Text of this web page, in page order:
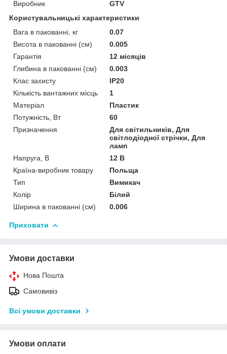
Виробник
GTV
Користувальницькі характеристики
Вага в пакованні, кг
0.07
Висота в пакованні (см)
0.005
Гарантія
12 місяців
Глибина в пакованні (см)
0.003
Клас захисту
IP20
Кількість вантажних місць
1
Матеріал
Пластик
Потужність, Вт
60
Призначення
Для світильників, Для
світлодіодної стрічки, Для
ламп
Напруга, В
12 В
Країна-виробник товару
Польща
Тип
Вимикач
Колір
Білий
Ширина в пакованні (см)
0.006
Приховати
Умови доставки
Нова Пошта
Самовивіз
Всі умови доставки
Умови оплати